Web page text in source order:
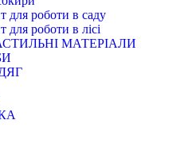
для роботи в саду
для роботи в лісі
МАТЕРІАЛИ